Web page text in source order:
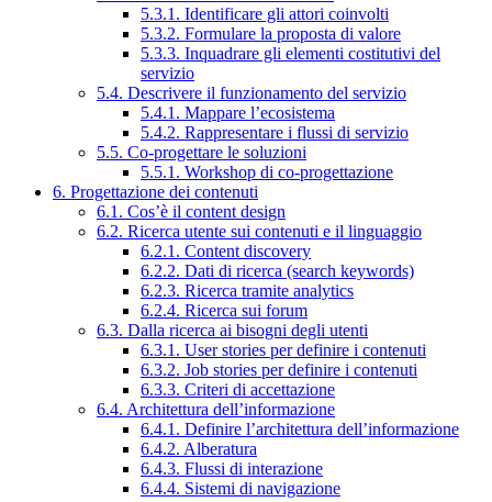
5.3.1. Identificare gli attori coinvolti
5.3.2. Formulare la proposta di valore
5.3.3. Inquadrare gli elementi costitutivi del
servizio
5.4. Descrivere il funzionamento del servizio
5.4.1. Mappare l’ecosistema
5.4.2. Rappresentare i flussi di servizio
5.5. Co-progettare le soluzioni
5.5.1. Workshop di co-progettazione
6. Progettazione dei contenuti
6.1. Cos’è il content design
6.2. Ricerca utente sui contenuti e il linguaggio
6.2.1. Content discovery
6.2.2. Dati di ricerca (search keywords)
6.2.3. Ricerca tramite analytics
6.2.4. Ricerca sui forum
6.3. Dalla ricerca ai bisogni degli utenti
6.3.1. User stories per definire i contenuti
6.3.2. Job stories per definire i contenuti
6.3.3. Criteri di accettazione
6.4. Architettura dell’informazione
6.4.1. Definire l’architettura dell’informazione
6.4.2. Alberatura
6.4.3. Flussi di interazione
6.4.4. Sistemi di navigazione